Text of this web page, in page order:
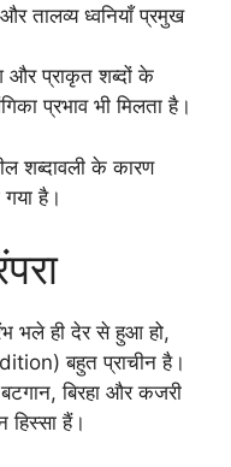
तालव्य ध्वनियाँ प्रमुख
प्राकृत शब्दों के
प्रभाव भी मिलता है।
शब्दावली के कारण
गया है।
भले ही देर से हुआ हो,
बहुत प्राचीन है।
बिरहा और कजरी
हैं।